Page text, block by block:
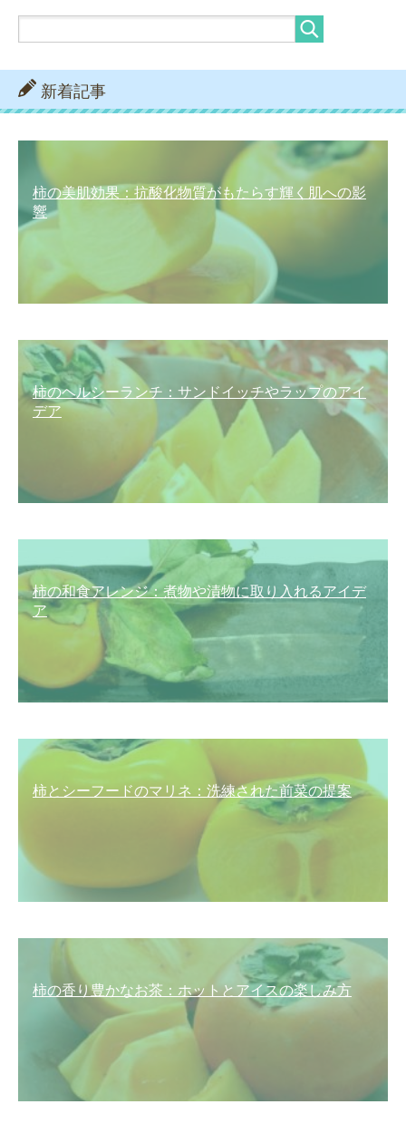
新着記事
柿の美肌効果：抗酸化物質がもたらす輝く肌への影
響
柿のヘルシーランチ：サンドイッチやラップのアイ
デア
柿の和食アレンジ：煮物や漬物に取り入れるアイデ
ア
柿とシーフードのマリネ：洗練された前菜の提案
柿の香り豊かなお茶：ホットとアイスの楽しみ方